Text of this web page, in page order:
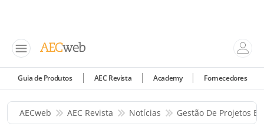
Guia de Produtos AEC Revista Academy Fornecedores
AECweb AEC Revista Notícias Gestão De Projetos E